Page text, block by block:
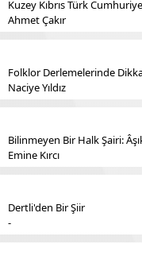
Kuzey Kıbrıs Türk
Ahmet Çakır
Folklor Derlemelerinde
Naciye Yıldız
Bilinmeyen Bir Halk Şairi:
Emine Kırcı
Dertli'den Bir Şiir
-